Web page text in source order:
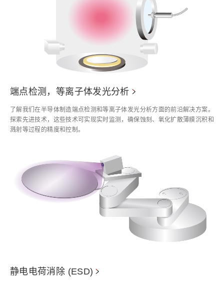
端点检测，等离子体发光分析
了解我们在半导体制造端点检测和等离子体发光分析方面的前沿解决方案。
探索先进技术，这些技术可实现实时监测，确保蚀刻、氧化扩散薄膜沉积和
溅射等过程的精度和控制。
静电电荷消除 (ESD)